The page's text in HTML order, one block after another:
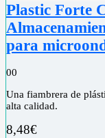
Plastic Forte
para
00
Una fiambrera de
alta calidad.
8,48€